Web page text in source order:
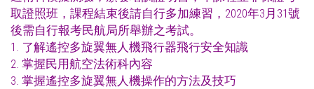
取證照班，課程結束後請自行多加練習，2020年3月31號
後需自行報考民航局所舉辦之考試。
1. 了解遙控多旋翼無人機飛行器飛行安全知識
2. 掌握民用航空法術科內容
3. 掌握遙控多旋翼無人機操作的方法及技巧